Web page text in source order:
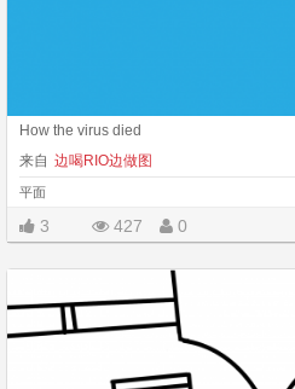
How the virus died
来自 边喝RIO边做图
平面
3 427 0